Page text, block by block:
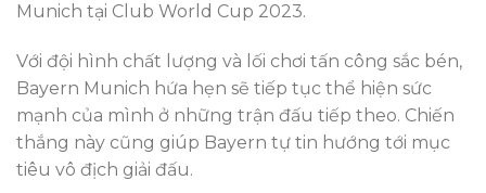
Munich tại Club World Cup 2023.
Với đội hình chất lượng và lối chơi tấn công sắc bén,
Bayern Munich hứa hẹn sẽ tiếp tục thể hiện sức
mạnh của mình ở những trận đấu tiếp theo. Chiến
thắng này cũng giúp Bayern tự tin hướng tới mục
tiêu vô địch giải đấu.